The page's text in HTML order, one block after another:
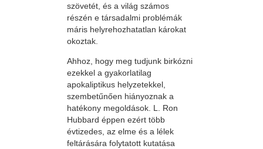
szövetét, és a világ számos
részén e társadalmi problémák
máris helyrehozhatatlan károkat
okoztak.
Ahhoz, hogy meg tudjunk birkózni
ezekkel a gyakorlatilag
apokaliptikus helyzetekkel,
szembetűnően hiányoznak a
hatékony megoldások. L. Ron
Hubbard éppen ezért több
évtizedes, az elme és a lélek
feltárására folytatott kutatása